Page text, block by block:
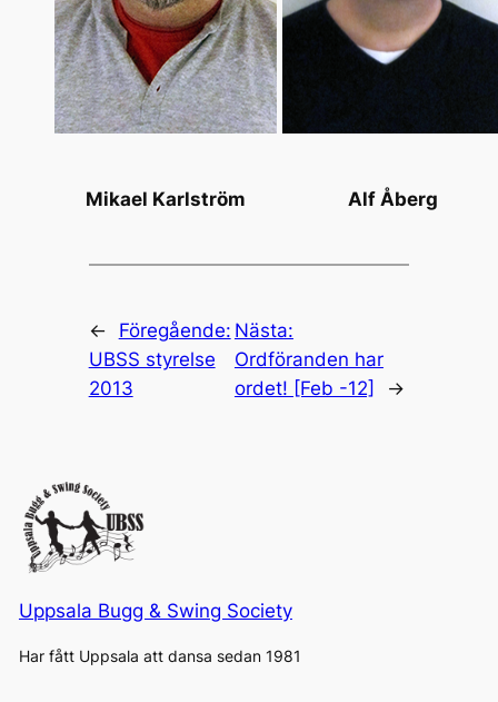
Mikael Karlström Alf Åberg
←
Föregående:
UBSS styrelse
2013
Nästa:
Ordföranden har
ordet! [Feb -12]
→
Uppsala Bugg & Swing Society
Har fått Uppsala att dansa sedan 1981